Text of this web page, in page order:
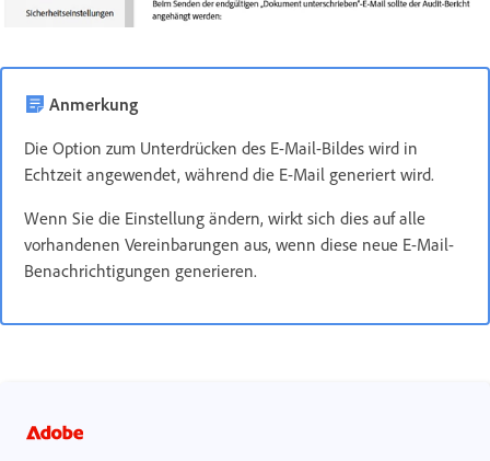
Anmerkung
Die Option zum Unterdrücken des E-Mail-Bildes wird in
Echtzeit angewendet, während die E-Mail generiert wird.
Wenn Sie die Einstellung ändern, wirkt sich dies auf alle
vorhandenen Vereinbarungen aus, wenn diese neue E-Mail-
Benachrichtigungen generieren.